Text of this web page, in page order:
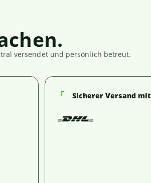
versendet und persönlich betreut.
Sicherer Versand mit